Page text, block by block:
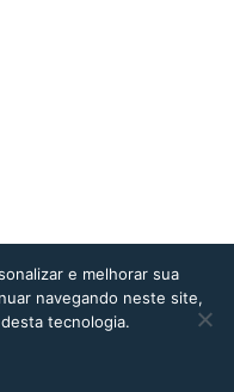
e melhorar sua
navegando neste site,
tecnologia.